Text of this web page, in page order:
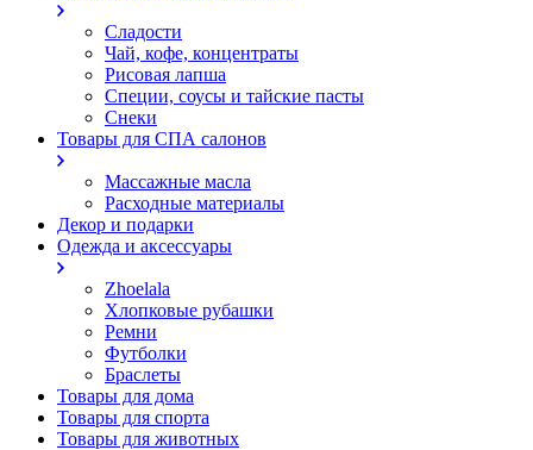
Сладости
Чай, кофе, концентраты
Рисовая лапша
Специи, соусы и тайские пасты
Снеки
Товары для СПА салонов
Массажные масла
Расходные материалы
Декор и подарки
Одежда и аксессуары
Zhoelala
Хлопковые рубашки
Ремни
Футболки
Браслеты
Товары для дома
Товары для спорта
Товары для животных